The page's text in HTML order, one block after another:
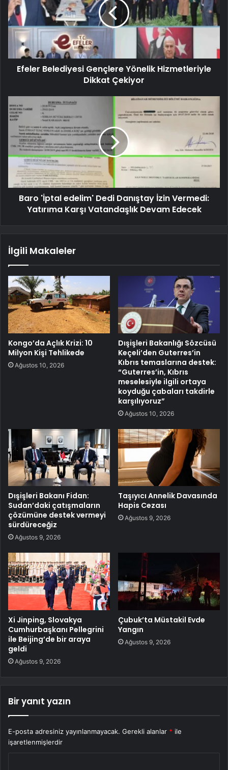
Efeler Belediyesi Gençlere Yönelik Hizmetleriyle
Dikkat Çekiyor
Baro 'İptal edelim' Dedi Danıştay İzin Vermedi:
Yatırıma Karşı Vatandaşlık Devam Edecek
İlgili Makaleler
Kongo’da Açlık Krizi: 10
Milyon Kişi Tehlikede
Ağustos 10, 2026
Dışişleri Bakanlığı Sözcüsü
Keçeli’den Guterres’in
Kıbrıs temaslarına destek:
“Guterres’in, Kıbrıs
meselesiyle ilgili ortaya
koyduğu çabaları takdirle
karşılıyoruz”
Ağustos 10, 2026
Dışişleri Bakanı Fidan:
Sudan’daki çatışmaların
çözümüne destek vermeyi
sürdüreceğiz
Ağustos 9, 2026
Taşıyıcı Annelik Davasında
Hapis Cezası
Ağustos 9, 2026
Xi Jinping, Slovakya
Cumhurbaşkanı Pellegrini
ile Beijing’de bir araya
geldi
Ağustos 9, 2026
Çubuk’ta Müstakil Evde
Yangın
Ağustos 9, 2026
Bir yanıt yazın
E-posta adresiniz yayınlanmayacak. Gerekli alanlar * ile
işaretlenmişlerdir